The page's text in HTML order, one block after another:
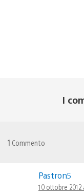
I
1 Commento
Pastron5
10 ottobre 2012